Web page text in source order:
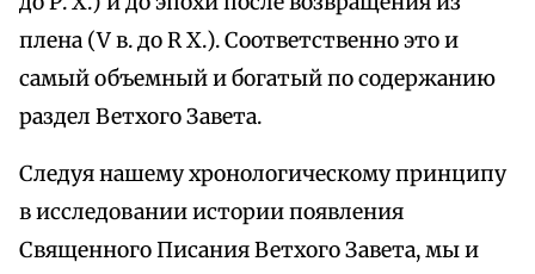
плена (V в. до R X.). Соответственно это и
самый объемный и богатый по содержанию
раздел Ветхого Завета.
Следуя нашему хронологическому принципу
в исследовании истории появления
Священного Писания Ветхого Завета, мы и